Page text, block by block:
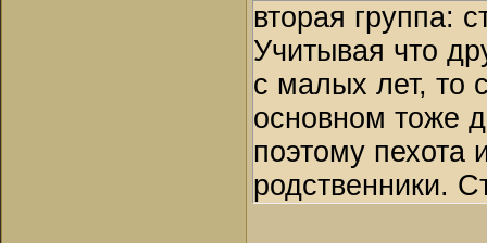
вторая группа:
Учитывая что
с малых лет, то
основном тоже
поэтому пехота
родственники.